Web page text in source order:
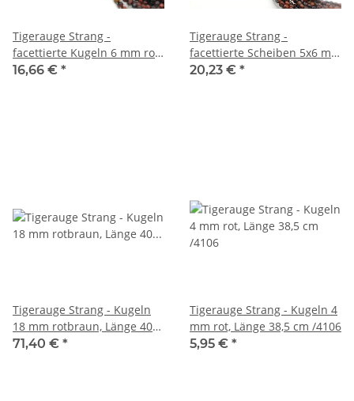
Tigerauge Strang -
facettierte Kugeln 6 mm rot,
Länge 39 cm /2372
16,66 € *
Tigerauge Strang -
facettierte Scheiben 5x6 mm
rot, Länge 39 cm /1705
20,23 € *
Tigerauge Strang - Kugeln
18 mm rotbraun, Länge 40
cm /1663
71,40 € *
Tigerauge Strang - Kugeln 4
mm rot, Länge 38,5 cm /4106
5,95 € *